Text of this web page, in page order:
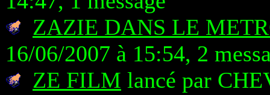
ZAZIE DANS LE
16/06/2007 à 15:54, 2
ZE FILM lancé par